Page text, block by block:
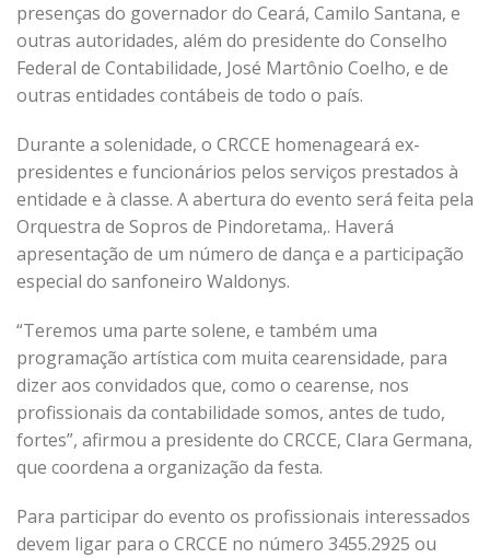
presenças do governador do Ceará, Camilo Santana, e
outras autoridades, além do presidente do Conselho
Federal de Contabilidade, José Martônio Coelho, e de
outras entidades contábeis de todo o país.
Durante a solenidade, o CRCCE homenageará ex-
presidentes e funcionários pelos serviços prestados à
entidade e à classe. A abertura do evento será feita pela
Orquestra de Sopros de Pindoretama,. Haverá
apresentação de um número de dança e a participação
especial do sanfoneiro Waldonys.
“Teremos uma parte solene, e também uma
programação artística com muita cearensidade, para
dizer aos convidados que, como o cearense, nos
profissionais da contabilidade somos, antes de tudo,
fortes”, afirmou a presidente do CRCCE, Clara Germana,
que coordena a organização da festa.
Para participar do evento os profissionais interessados
devem ligar para o CRCCE no número 3455.2925 ou